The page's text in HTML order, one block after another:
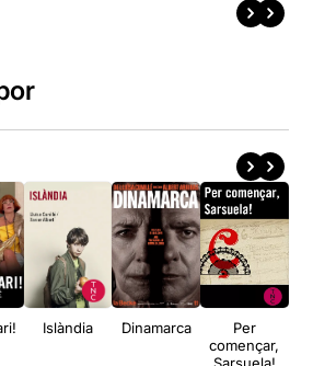
Islàndia Dinamarca
Per
començar,